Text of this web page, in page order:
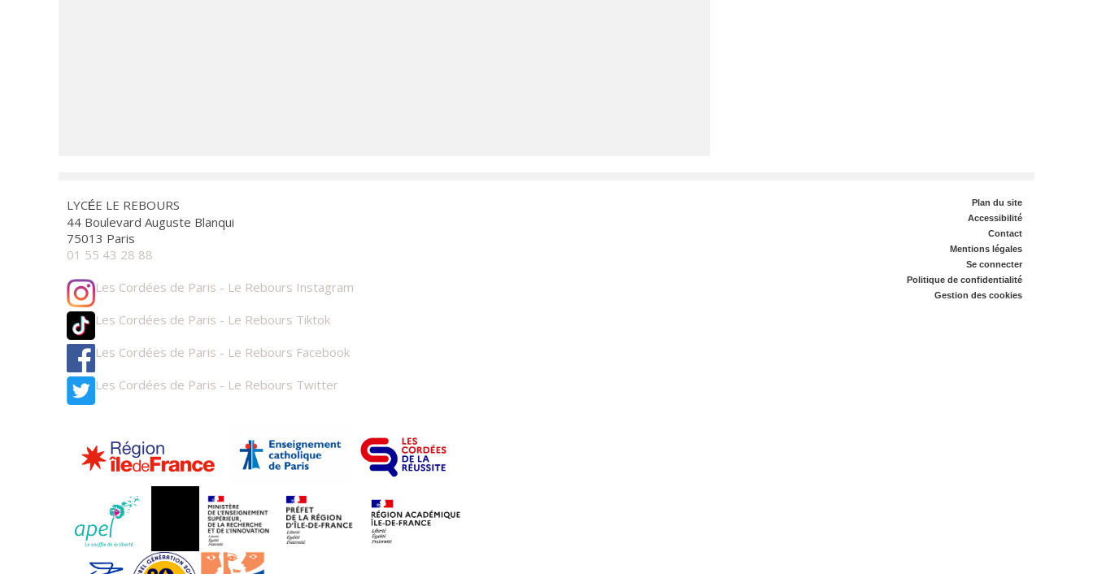
Plan du site
Accessibilité
Contact
Mentions légales
Se connecter
Politique de confidentialité
Gestion des cookies
LYCÉE LE REBOURS
44 Boulevard Auguste Blanqui
75013 Paris
01 55 43 28 88
Les Cordées de Paris - Le Rebours Instagram
Les Cordées de Paris - Le Rebours Tiktok
Les Cordées de Paris - Le Rebours Facebook
Les Cordées de Paris - Le Rebours Twitter